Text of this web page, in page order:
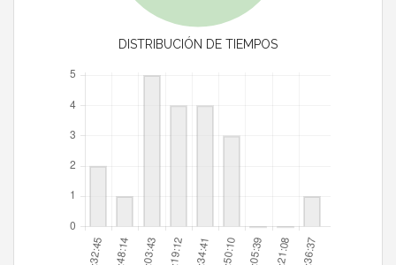
DISTRIBUCIÓN DE TIEMPOS